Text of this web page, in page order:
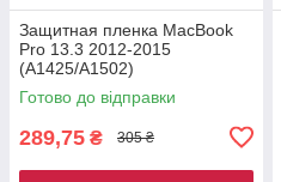
Защитная пленка MacBook
Pro 13.3 2012-2015
(A1425/A1502)
Готово до відправки
289,75 ₴ 305 ₴